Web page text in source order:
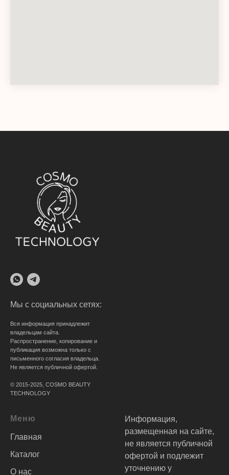
Мы с социальных сетях:
Вся информация принадлежит
владельцам сайта.
Распространение, копирование и
публикация возможна только с
письменного согласия владельца.
Не является публичной офертой.
© 2015-2025, COSMO BEAUTY
TECHNOLOGY
Меню
Главная
Каталог
О нас
Информация,
размещенная на сайте,
не является публичной
офертой и подлежит
уточнению у